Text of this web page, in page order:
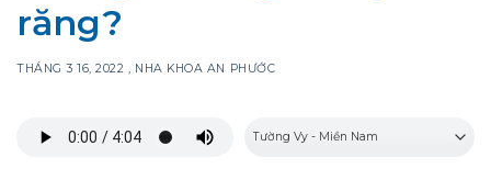
răng?
THÁNG 3 16, 2022 , NHA KHOA AN PHƯỚC